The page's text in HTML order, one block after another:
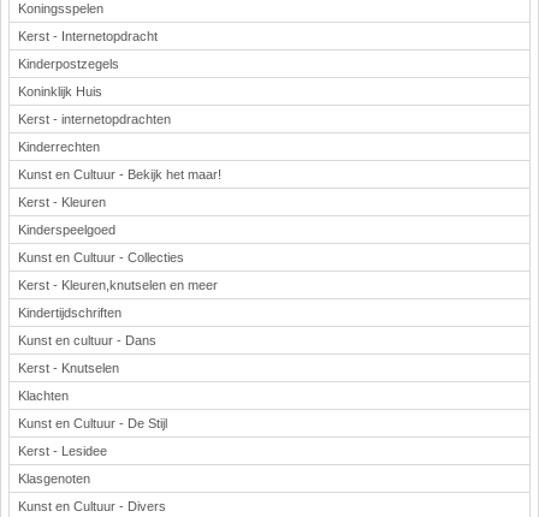
Koningsspelen
Kerst - Internetopdracht
Kinderpostzegels
Koninklijk Huis
Kerst - internetopdrachten
Kinderrechten
Kunst en Cultuur - Bekijk het maar!
Kerst - Kleuren
Kinderspeelgoed
Kunst en Cultuur - Collecties
Kerst - Kleuren,knutselen en meer
Kindertijdschriften
Kunst en cultuur - Dans
Kerst - Knutselen
Klachten
Kunst en Cultuur - De Stijl
Kerst - Lesidee
Klasgenoten
Kunst en Cultuur - Divers